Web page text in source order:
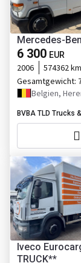
Mercedes-
6 300 EUR
2006 574362 km
Gesamtgewicht:
Belgien,
BVBA TLD Trucks
Iveco
TRUCK**